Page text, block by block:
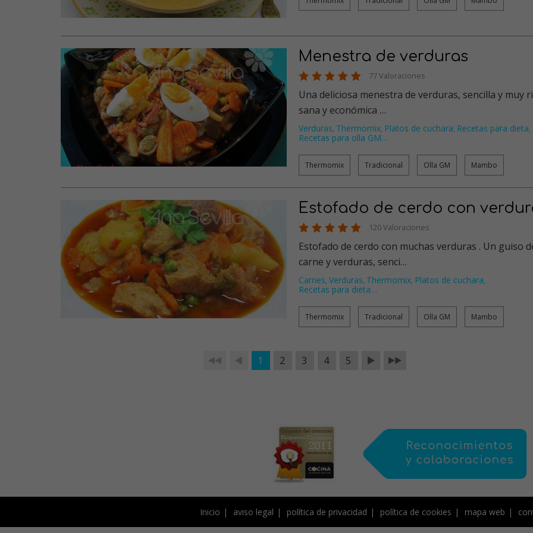
Menestra de verduras
77 Valoraciones
Una deliciosa menestra de verduras, sencilla y muy
sana y económica …
Verduras, Thermomix, Platos de cuchara, Recetas para dieta,
Recetas para olla GM…
Thermomix Tradicional Olla GM Mambo
Estofado de cerdo con
120 Valoraciones
Estofado de cerdo con muchas verduras . Un guiso
carne y verduras, senci…
Carnes, Verduras, Thermomix, Platos de cuchara,
Recetas para dieta…
Thermomix Tradicional Olla GM Mambo
1 2 3 4 5
Inicio aviso legal política de privacidad política de cookies mapa web